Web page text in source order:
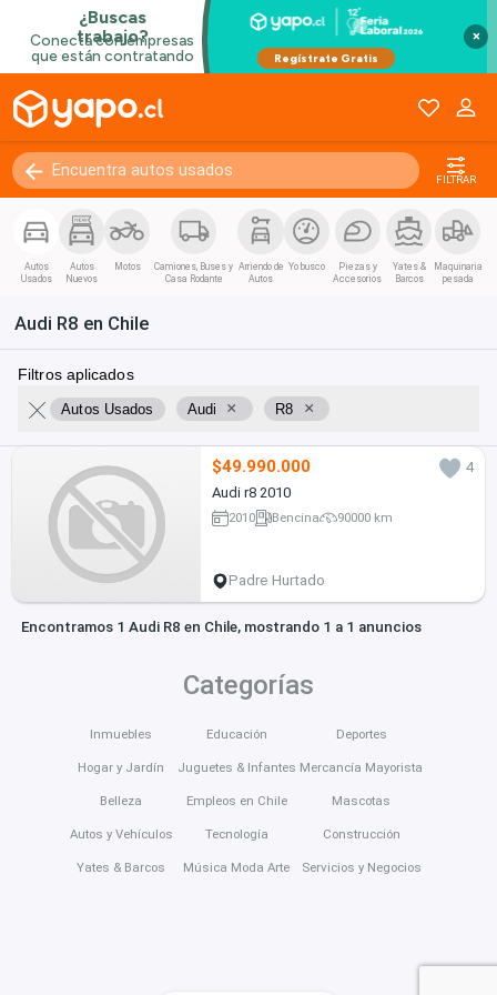
×
FILTRAR
Autos
Usados
Autos
Nuevos
Motos
Camiones, Buses y
Casa Rodante
Arriendo de
Autos
Yo busco
Piezas y
Accesorios
Yates &
Barcos
Maquinaria
pesada
Audi R8 en Chile
Filtros aplicados
Autos Usados Audi × R8 ×
$49.990.000
4
Audi r8 2010
2010 Bencina 90000 km
Padre Hurtado
Encontramos 1 Audi R8 en Chile, mostrando 1 a 1 anuncios
Categorías
Inmuebles
Hogar y Jardín
Belleza
Autos y Vehículos
Yates & Barcos
Educación
Juguetes & Infantes
Empleos en Chile
Tecnología
Música Moda Arte
Deportes
Mercancía Mayorista
Mascotas
Construcción
Servicios y Negocios
Van / Coaster / Busito Pánel
Kilómetros 0 - 250000+